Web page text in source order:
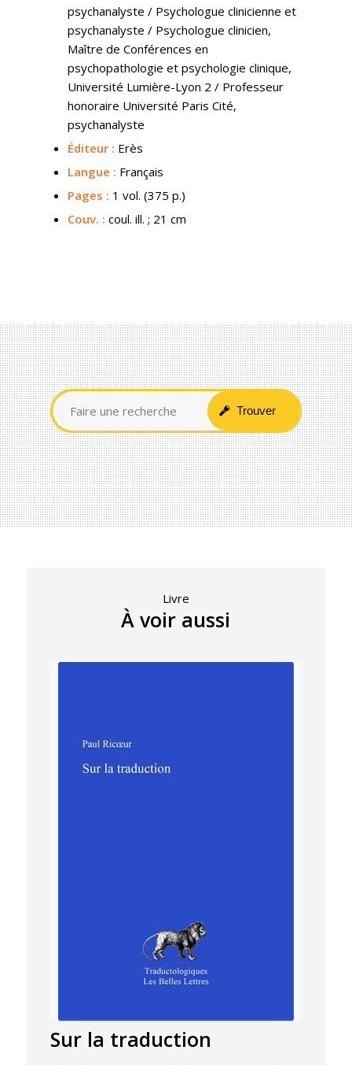
psychanalyste / Psychologue clinicienne et
psychanalyste / Psychologue clinicien,
Maître de Conférences en
psychopathologie et psychologie clinique,
Université Lumière-Lyon 2 / Professeur
honoraire Université Paris Cité,
psychanalyste
Éditeur : Erès
Langue : Français
Pages : 1 vol. (375 p.)
Couv. : coul. ill. ; 21 cm
Livre
À voir aussi
Sur la traduction